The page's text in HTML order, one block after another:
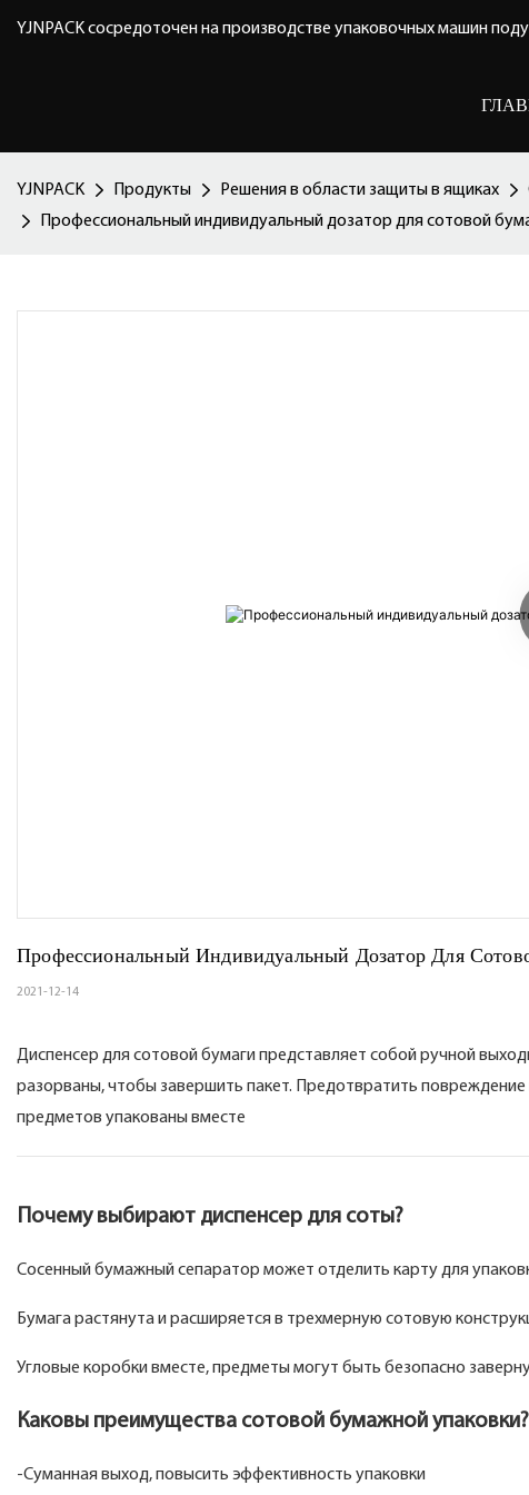
YJNPACK сосредоточен на производстве упаковочных машин
YJNPACK Продукты Решения в области защиты в ящиках
Профессиональный индивидуальный дозатор для сотовой
Профессиональный Индивидуальный Дозатор Для
2021-12-14
Диспенсер для сотовой бумаги представляет собой ручной
разорваны, чтобы завершить пакет. Предотвратить
предметов упакованы вместе
Почему выбирают диспенсер для соты?
Сосенный бумажный сепаратор может отделить карту для
Бумага растянута и расширяется в трехмерную сотовую
Угловые коробки вместе, предметы могут быть безопасно
Каковы преимущества сотовой бумажной упаковки?
-Суманная выход, повысить эффективность упаковки